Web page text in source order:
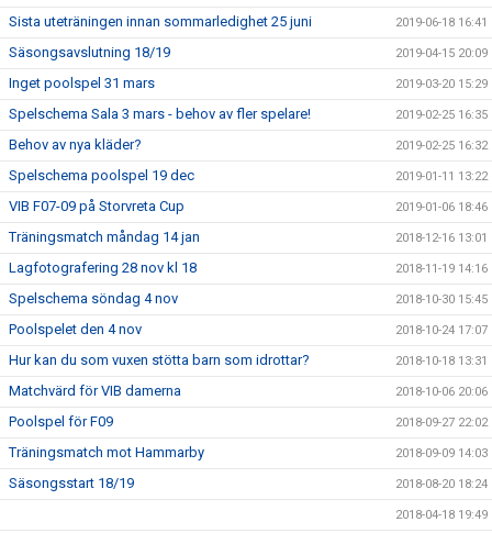
Sista uteträningen innan sommarledighet 25 juni 2019-06-18 16:41
Säsongsavslutning 18/19 2019-04-15 20:09
Inget poolspel 31 mars 2019-03-20 15:29
Spelschema Sala 3 mars - behov av fler spelare! 2019-02-25 16:35
Behov av nya kläder? 2019-02-25 16:32
Spelschema poolspel 19 dec 2019-01-11 13:22
VIB F07-09 på Storvreta Cup 2019-01-06 18:46
Träningsmatch måndag 14 jan 2018-12-16 13:01
Lagfotografering 28 nov kl 18 2018-11-19 14:16
Spelschema söndag 4 nov 2018-10-30 15:45
Poolspelet den 4 nov 2018-10-24 17:07
Hur kan du som vuxen stötta barn som idrottar? 2018-10-18 13:31
Matchvärd för VIB damerna 2018-10-06 20:06
Poolspel för F09 2018-09-27 22:02
Träningsmatch mot Hammarby 2018-09-09 14:03
Säsongsstart 18/19 2018-08-20 18:24
2018-04-18 19:49